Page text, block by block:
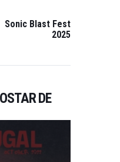
Sonic Blast Fest
2025
DE